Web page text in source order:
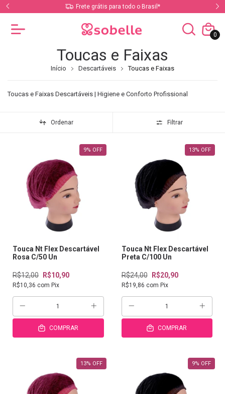
Frete grátis para todo o Brasil*
0
Toucas e Faixas
Início Descartáveis Toucas e Faixas
Toucas e Faixas Descartáveis | Higiene e Conforto Profissional
Ordenar Filtrar
9% OFF
Touca Nt Flex Descartável
Rosa C/50 Un
R$12,00 R$10,90
R$10,36 com Pix
COMPRAR
13% OFF
Touca Nt Flex Descartável
Preta C/100 Un
R$24,00 R$20,90
R$19,86 com Pix
COMPRAR
13% OFF 9% OFF